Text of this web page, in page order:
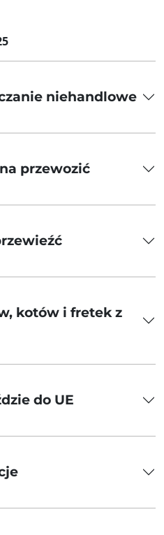
niehandlowe
przewozić
kotów i fretek z
do UE